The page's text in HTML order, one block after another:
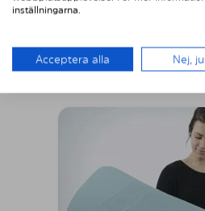
inställningarna.
Acceptera alla Nej,